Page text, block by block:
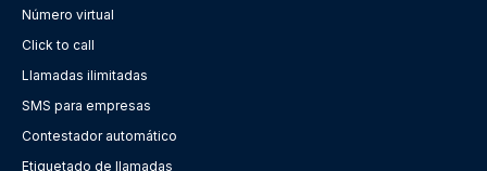
Número virtual
Click to call
Llamadas ilimitadas
SMS para empresas
Contestador automático
Etiquetado de llamadas